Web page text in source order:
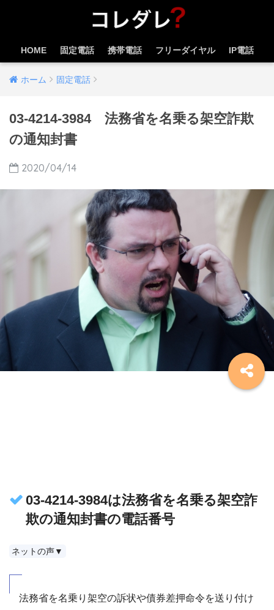
HOME 固定電話 携帯電話 フリーダイヤル IP電話
ホーム 固定電話
03-4214-3984 法務省を名乗る架空詐欺
の通知封書
2020/04/14
03-4214-3984は法務省を名乗る架空詐
欺の通知封書の電話番号
ネットの声▼
法務省を名乗り架空の訴状や債券差押命令を送り付け